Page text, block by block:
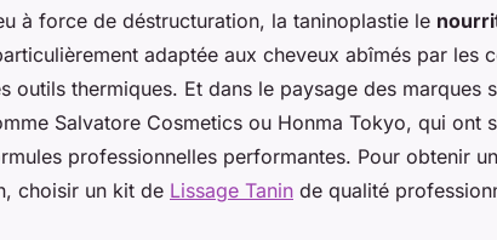
à force de déstructuration, la taninoplastie le
adaptée aux cheveux abîmés par les
outils thermiques. Et dans le paysage des marques
Salvatore Cosmetics ou Honma Tokyo, qui ont
professionnelles performantes. Pour obtenir
choisir un kit de Lissage Tanin de qualité